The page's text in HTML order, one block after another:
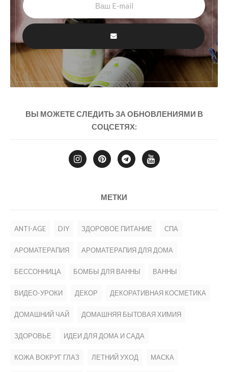
ВЫ МОЖЕТЕ СЛЕДИТЬ ЗА ОБНОВЛЕНИЯМИ В
СОЦСЕТЯХ:
МЕТКИ
ANTI-AGE DIY ЗДОРОВОЕ ПИТАНИЕ СПА
АРОМАТЕРАПИЯ АРОМАТЕРАПИЯ ДЛЯ ДОМА
БЕССОННИЦА БОМБЫ ДЛЯ ВАННЫ ВАННЫ
ВИДЕО-УРОКИ ДЕКОР ДЕКОРАТИВНАЯ КОСМЕТИКА
ДОМАШНИЙ ЧАЙ ДОМАШНЯЯ БЫТОВАЯ ХИМИЯ
ЗДОРОВЬЕ ИДЕИ ДЛЯ ДОМА И САДА
КОЖА ВОКРУГ ГЛАЗ ЛЕТНИЙ УХОД МАСКА